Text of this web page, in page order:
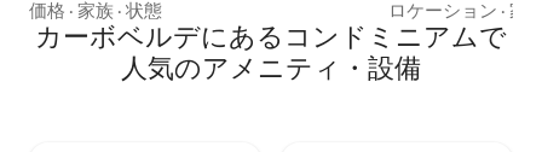
イベートで風の吹かないプールがあり、
ビレッジビーチの隣で、町の中心部に位
置しています。 この広々としたワンルー
ムは、プールからわずか数歩の場所にあ
価格 · 家族 · 状態
あがります。20
清掃、タオル無
ビ、衛星テレビ、
イタリア語、スペ
ロケーション ·家
カーボベルデにあるコンドミニアムで
人気のアメニティ・設備